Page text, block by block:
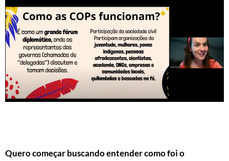
Quero começar buscando entender como foi o